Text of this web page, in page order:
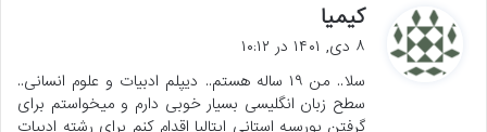
کیمیا
ف
:
۸ دی, ۱۴۰۱ در ۱۰:۱۲
سلا.. من ۱۹ ساله هستم.. دیپلم ادبیات و علوم انسانی..
سطح زبان انگلیسی بسیار خوبی دارم و میخواستم برای
گرفتن بورسیه استانی ایتالیا اقدام کنم برای رشته ادبیات